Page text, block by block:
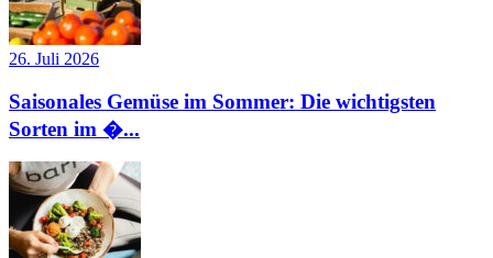
26. Juli 2026
Saisonales Gemüse im Sommer: Die wichtigsten
Sorten im �...